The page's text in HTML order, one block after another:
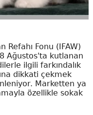
Refahı Fonu (IFAW)
Ağustos'ta kutlanan
ilgili farkındalık
dikkati çekmek
Marketten ya
özellikle sokak